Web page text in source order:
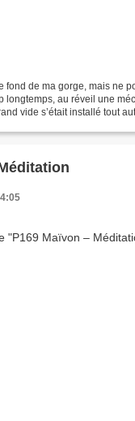
fond de ma gorge, mais ne
longtemps, au réveil une
vide s’était installé tout